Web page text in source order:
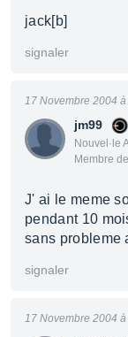
jack[b]
signaler
jm99
Nouvel·le
Membre
17 Novembre 2004
J' ai le meme
pendant 10
sans probleme
signaler
17 Novembre 2004